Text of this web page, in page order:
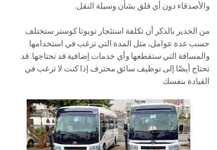
والأصدقاء دون أي قلق بشأن وسيلة النقل.
من الجدير بالذكر أن تكلفة استئجار تويوتا كوستر ستختلف
حسب عدة عوامل، مثل المدة التي ترغب في استخدامها
والمسافة التي ستقطعها وأي خدمات إضافية قد تحتاجها. قد
تحتاج أيضًا إلى توظيف سائق محترف إذا كنت لا ترغب في
القيادة بنفسك